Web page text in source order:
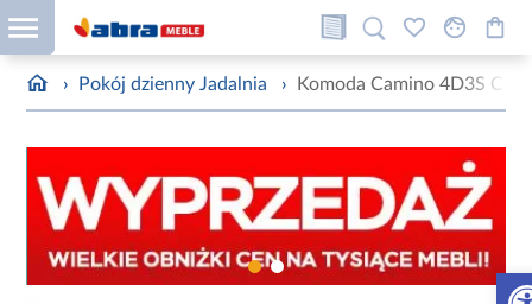
› Pokój dzienny Jadalnia › Komoda Camino 4D3S